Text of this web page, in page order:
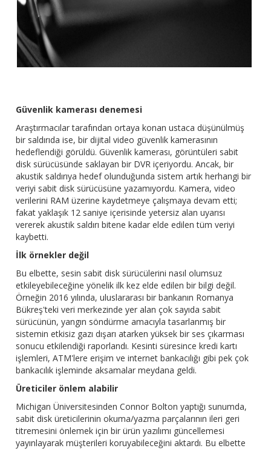
Güvenlik kamerası denemesi
Araştırmacılar tarafından ortaya konan ustaca düşünülmüş
bir saldırıda ise, bir dijital video güvenlik kamerasının
hedeflendiği görüldü. Güvenlik kamerası, görüntüleri sabit
disk sürücüsünde saklayan bir DVR içeriyordu. Ancak, bir
akustik saldırıya hedef olunduğunda sistem artık herhangi bir
veriyi sabit disk sürücüsüne yazamıyordu. Kamera, video
verilerini RAM üzerine kaydetmeye çalışmaya devam etti;
fakat yaklaşık 12 saniye içerisinde yetersiz alan uyarısı
vererek akustik saldırı bitene kadar elde edilen tüm veriyi
kaybetti.
İlk örnekler değil
Bu elbette, sesin sabit disk sürücülerini nasıl olumsuz
etkileyebileceğine yönelik ilk kez elde edilen bir bilgi değil.
Örneğin 2016 yılında, uluslararası bir bankanın Romanya
Bükreş'teki veri merkezinde yer alan çok sayıda sabit
sürücünün, yangın söndürme amacıyla tasarlanmış bir
sistemin etkisiz gazı dışarı atarken yüksek bir ses çıkarması
sonucu etkilendiği raporlandı. Kesinti süresince kredi kartı
işlemleri, ATM'lere erişim ve internet bankacılığı gibi pek çok
bankacılık işleminde aksamalar meydana geldi.
Üreticiler önlem alabilir
Michigan Üniversitesinden Connor Bolton yaptığı sunumda,
sabit disk üreticilerinin okuma/yazma parçalarının ileri geri
titremesini önlemek için bir ürün yazılımı güncellemesi
yayınlayarak müşterileri koruyabileceğini aktardı. Bu elbette